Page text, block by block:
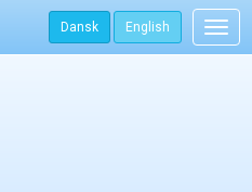
Dansk English